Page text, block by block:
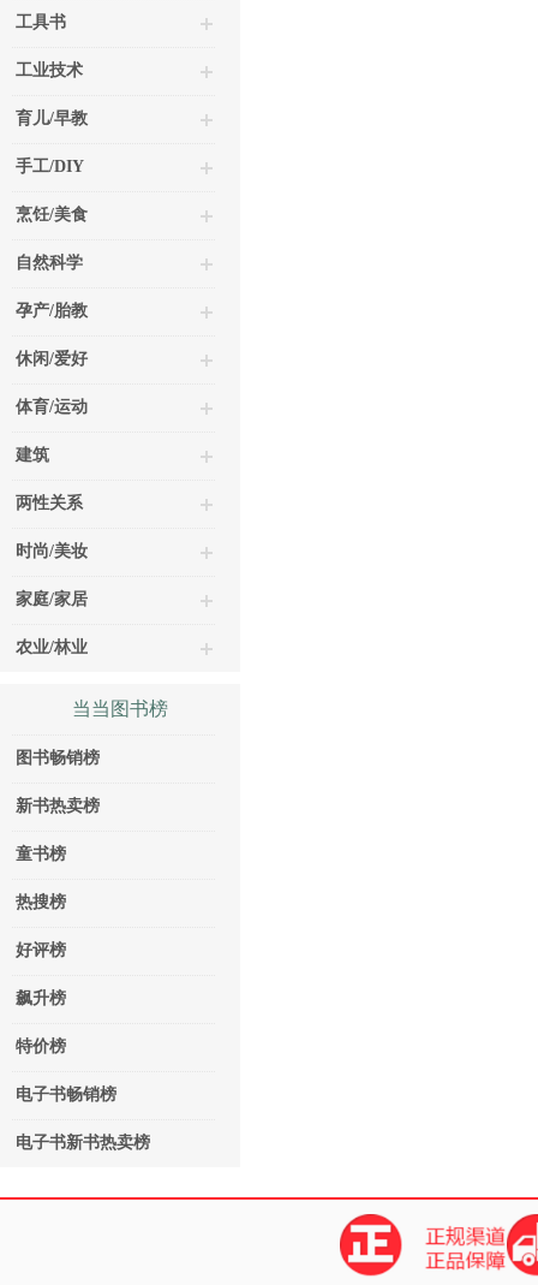
工具书
工业技术
育儿/早教
手工/DIY
烹饪/美食
自然科学
孕产/胎教
休闲/爱好
体育/运动
建筑
两性关系
时尚/美妆
家庭/家居
农业/林业
当当图书榜
图书畅销榜
新书热卖榜
童书榜
热搜榜
好评榜
飙升榜
特价榜
电子书畅销榜
电子书新书热卖榜